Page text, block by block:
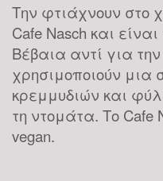
Την φτιάχνουν στο
Cafe Nasch και
Βέβαια αντί για
χρησιμοποιούν
κρεμμυδιών και
τη ντομάτα. Το Cafe
vegan.